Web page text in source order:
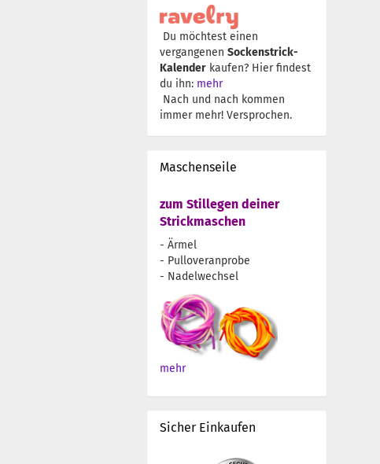
Du möchtest einen
vergangenen Sockenstrick-
Kalender kaufen? Hier findest
du ihn: mehr
Nach und nach kommen
immer mehr! Versprochen.
Maschenseile
zum Stillegen deiner
Strickmaschen
- Ärmel
- Pulloveranprobe
- Nadelwechsel
mehr
Sicher Einkaufen